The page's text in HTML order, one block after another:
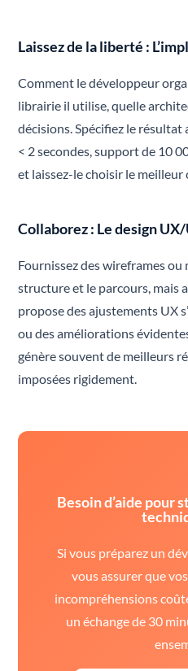
Laissez de la liberté :
Comment le développeur
librairie il utilise, quelle
décisions. Spécifiez le
< 2 secondes, support de 10
et laissez-le choisir le meilleur
Collaborez : Le design
Fournissez des wireframes
structure et le parcours, mais
propose des ajustements UX
ou des améliorations
génère souvent de meilleurs
imposées rigidement.
Besoin d’aide pour
Si vous préparez un
vous assurer que
incompréhensions
un échange de 30